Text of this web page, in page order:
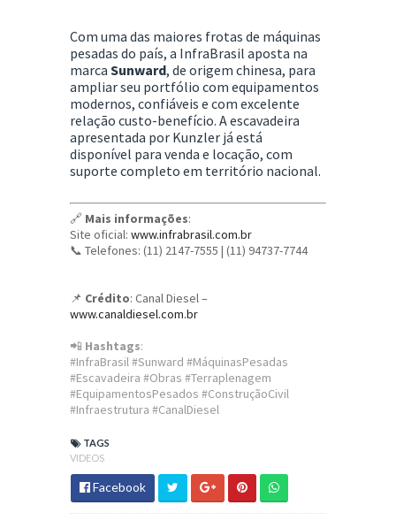
Com uma das maiores frotas de máquinas
pesadas do país, a InfraBrasil aposta na
marca Sunward, de origem chinesa, para
ampliar seu portfólio com equipamentos
modernos, confiáveis e com excelente
relação custo-benefício. A escavadeira
apresentada por Kunzler já está
disponível para venda e locação, com
suporte completo em território nacional.
🔗 Mais informações:
Site oficial: www.infrabrasil.com.br
📞 Telefones: (11) 2147-7555 | (11) 94737-7744
📌 Crédito: Canal Diesel –
www.canaldiesel.com.br
📲 Hashtags:
#InfraBrasil #Sunward #MáquinasPesadas
#Escavadeira #Obras #Terraplenagem
#EquipamentosPesados #ConstruçãoCivil
#Infraestrutura #CanalDiesel
TAGS
VIDEOS
Facebook